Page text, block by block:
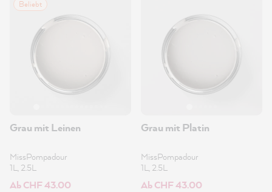
Beliebt
Grau mit Leinen
MissPompadour
1L, 2.5L
Ab CHF 43.00
Grau mit Platin
MissPompadour
1L, 2.5L
Ab CHF 43.00